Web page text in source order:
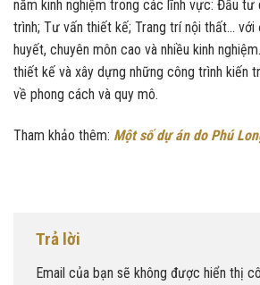
năm kinh nghiệm trong các lĩnh vực: Đầu tư
trình; Tư vấn thiết kế; Trang trí nội thất… với
huyết, chuyên môn cao và nhiều kinh
thiết kế và xây dựng những công trình kiến
về phong cách và quy mô.
Tham khảo thêm: Một số dự án do Phú
Trả lời
Email của bạn sẽ không được hiển thị